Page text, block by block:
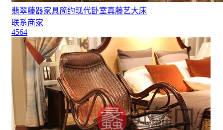
翡翠藤器家具简约现代卧室真藤艺大床
联系商家
4564